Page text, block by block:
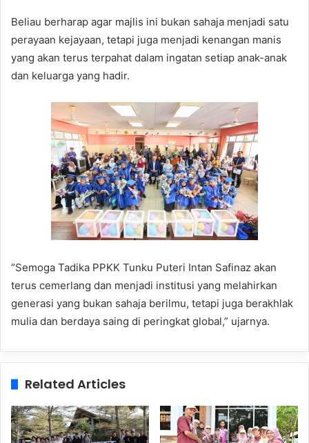
Beliau berharap agar majlis ini bukan sahaja menjadi satu
perayaan kejayaan, tetapi juga menjadi kenangan manis
yang akan terus terpahat dalam ingatan setiap anak-anak
dan keluarga yang hadir.
“Semoga Tadika PPKK Tunku Puteri Intan Safinaz akan
terus cemerlang dan menjadi institusi yang melahirkan
generasi yang bukan sahaja berilmu, tetapi juga berakhlak
mulia dan berdaya saing di peringkat global,” ujarnya.
Related Articles